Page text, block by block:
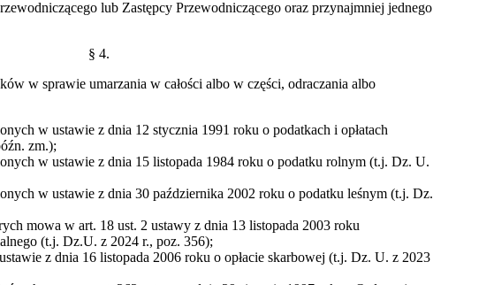
lub Zastępcy Przewodniczącego oraz przynajmniej jednego
§ 4.
w sprawie umarzania w całości albo w części, odraczania albo
w ustawie z dnia 12 stycznia 1991 roku o podatkach i opłatach
zm.);
w ustawie z dnia 15 listopada 1984 roku o podatku rolnym (t.j. Dz. U.
w ustawie z dnia 30 października 2002 roku o podatku leśnym (t.j. Dz.
mowa w art. 18 ust. 2 ustawy z dnia 13 listopada 2003 roku
(t.j. Dz.U. z 2024 r., poz. 356);
z dnia 16 listopada 2006 roku o opłacie skarbowej (t.j. Dz. U. z 2023